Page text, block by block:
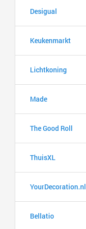
Desigual
Keukenmarkt
Lichtkoning
Made
The Good Roll
ThuisXL
YourDecoration.nl
Bellatio